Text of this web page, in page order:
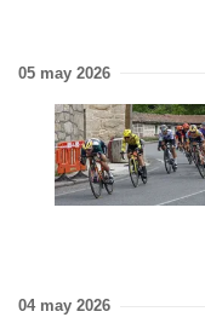
05 may 2026
04 may 2026